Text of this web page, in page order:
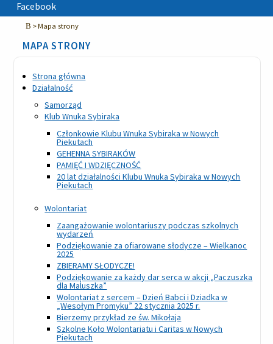
Facebook
Mapa strony
MAPA STRONY
Strona główna
Działalność
Samorząd
Klub Wnuka Sybiraka
Członkowie Klubu Wnuka Sybiraka w Nowych
Piekutach
GEHENNA SYBIRAKÓW
PAMIĘĆ I WDZIĘCZNOŚĆ
20 lat działalności Klubu Wnuka Sybiraka w Nowych
Piekutach
Wolontariat
Zaangażowanie wolontariuszy podczas szkolnych
wydarzeń
Podziękowanie za ofiarowane słodycze – Wielkanoc
2025
ZBIERAMY SŁODYCZE!
Podziękowanie za każdy dar serca w akcji „Paczuszka
dla Maluszka”
Wolontariat z sercem – Dzień Babci i Dziadka w
„Wesołym Promyku” 22 stycznia 2025 r.
Bierzemy przykład ze św. Mikołaja
Szkolne Koło Wolontariatu i Caritas w Nowych
Piekutach